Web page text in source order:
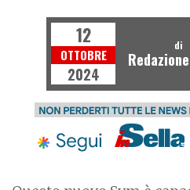
12
OTTOBRE
2024
di